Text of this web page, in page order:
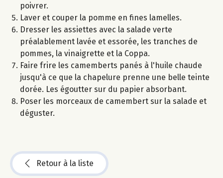
poivrer.
Laver et couper la pomme en fines lamelles.
Dresser les assiettes avec la salade verte
préalablement lavée et essorée, les tranches de
pommes, la vinaigrette et la Coppa.
Faire frire les camemberts panés à l'huile chaude
jusqu'à ce que la chapelure prenne une belle teinte
dorée. Les égoutter sur du papier absorbant.
Poser les morceaux de camembert sur la salade et
déguster.
Retour à la liste